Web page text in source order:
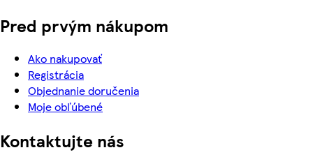
Pred prvým nákupom
Ako nakupovať
Registrácia
Objednanie doručenia
Moje obľúbené
Kontaktujte nás